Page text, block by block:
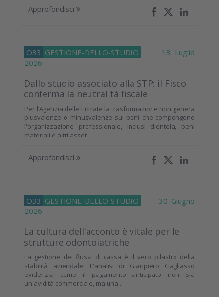
Approfondisci
O33 GESTIONE-DELLO-STUDIO
13 Luglio
2026
Dallo studio associato alla STP: il Fisco
conferma la neutralità fiscale
Per l’Agenzia delle Entrate la trasformazione non genera
plusvalenze o minusvalenze sui beni che compongono
l'organizzazione professionale, inclusi clientela, beni
materiali e altri asset...
Approfondisci
O33 GESTIONE-DELLO-STUDIO
30 Giugno
2026
La cultura dell'acconto è vitale per le
strutture odontoiatriche
La gestione dei flussi di cassa è il vero pilastro della
stabilità aziendale. L'analisi di Gianpiero Gagliasso
evidenzia come il pagamento anticipato non sia
un'avidità commerciale, ma una...